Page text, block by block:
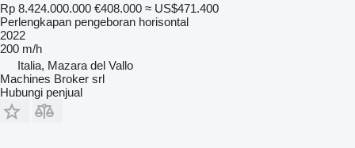
Rp 8.424.000.000 €408.000 ≈ US$471.400
Perlengkapan pengeboran horisontal
2022
200 m/h
Italia, Mazara del Vallo
Machines Broker srl
Hubungi penjual